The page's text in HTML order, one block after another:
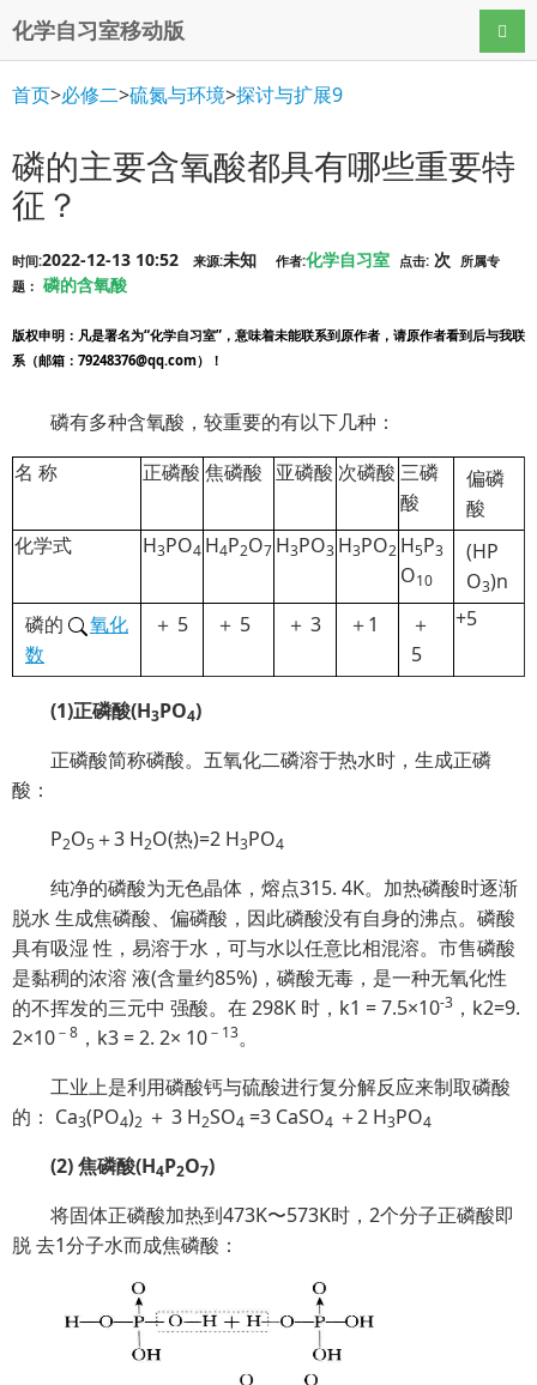
化学自习室移动版 导航
首页>必修二>硫氮与环境>探讨与扩展9
磷的主要含氧酸都具有哪些重要特
征？
时间:2022-12-13 10:52 来源:未知 作者:化学自习室 点击: 次
所属专
题： 磷的含氧酸
版权申明 ：凡是署名为“化学自习室”，意味着未能联系到原作者，请原作者看到后与我联
系（邮箱：79248376@qq.com）！
磷有多种含氧酸，较重要的有以下几种：
名 称
正磷酸 焦磷酸 亚磷酸 次磷酸 三磷
酸
偏磷
酸
化学式
H3PO4 H4P2O7 H3PO3 H3PO2 H5P3
O10
(HP
O3)n
磷的
氧化
数
＋ 5 ＋ 5 ＋ 3 ＋1
＋
5
+5
(1)正磷酸(H3PO4)
正磷酸简称磷酸。五氧化二磷溶于热水时，生成正磷
酸：
P2O5 ＋3 H2O(热)=2 H3PO4
纯净的磷酸为无色晶体，熔点315. 4K。加热磷酸时逐渐
脱水 生成焦磷酸、偏磷酸，因此磷酸没有自身的沸点。磷酸
具有吸湿 性，易溶于水，可与水以任意比相混溶。市售磷酸
是黏稠的浓溶 液(含量约85%)，磷酸无毒，是一种无氧化性
的不挥发的三元中 强酸。在 298K 时，k1 = 7.5×10-3 ，k2=9.
2×10－8 ，k3 = 2. 2× 10－13。
工业上是利用磷酸钙与硫酸进行复分解反应来制取磷酸
的： Ca3(PO4)2 ＋ 3 H2SO4 =3 CaSO4 ＋2 H3PO4
(2) 焦磷酸(H4P2O7)
将固体正磷酸加热到473K〜573K时，2个分子正磷酸即
脱 去1分子水而成焦磷酸：